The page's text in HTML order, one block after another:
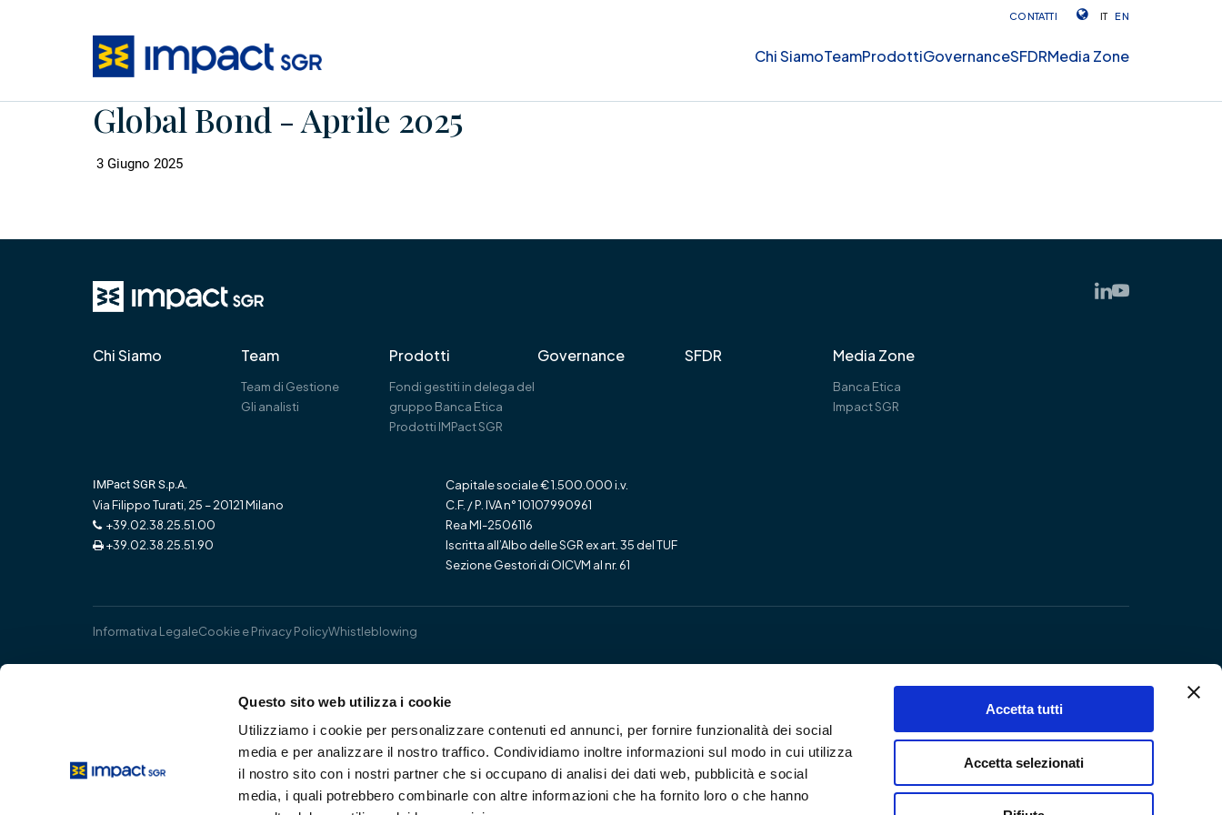
Questo sito web utilizza i cookie
Utilizziamo i cookie per personalizzare contenuti ed annunci, per fornire funzionalità dei social
media e per analizzare il nostro traffico. Condividiamo inoltre informazioni sul modo in cui utilizza
il nostro sito con i nostri partner che si occupano di analisi dei dati web, pubblicità e social
media, i quali potrebbero combinarle con altre informazioni che ha fornito loro o che hanno
Accetta tutti
Accetta selezionati
CONTATTI IT EN
Chi SiamoTeamProdottiGovernanceSFDRMedia Zone
Global Bond - Aprile 2025
3 Giugno 2025
Chi Siamo Team
Team di Gestione
Gli analisti
Prodotti
Fondi gestiti in delega del
gruppo Banca Etica
Prodotti IMPact SGR
Governance SFDR Media Zone
Banca Etica
Impact SGR
IMPact SGR S.p.A.
Via Filippo Turati, 25 – 20121 Milano
+39.02.38.25.51.00
+39.02.38.25.51.90
Capitale sociale € 1.500.000 i.v.
C.F. / P. IVA n° 10107990961
Rea MI-2506116
Iscritta all’Albo delle SGR ex art. 35 del TUF
Sezione Gestori di OICVM al nr. 61
Informativa LegaleCookie e Privacy PolicyWhistleblowing